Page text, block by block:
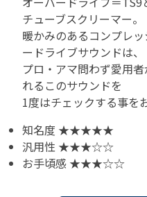
チューブスクリーマー。
暖かみのあるコンプレ
ードライブサウンドは、
プロ・アマ問わず愛用
れるこのサウンドを
1度はチェックする事を
知名度 ★★★★★
汎用性 ★★★☆☆
お手頃感 ★★★☆☆